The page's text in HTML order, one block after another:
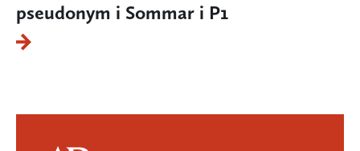
pseudonym i Sommar i P1